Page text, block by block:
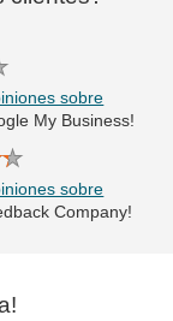
sobre
My Business!
sobre
Company!